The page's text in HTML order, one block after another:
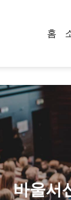
홈
바울서